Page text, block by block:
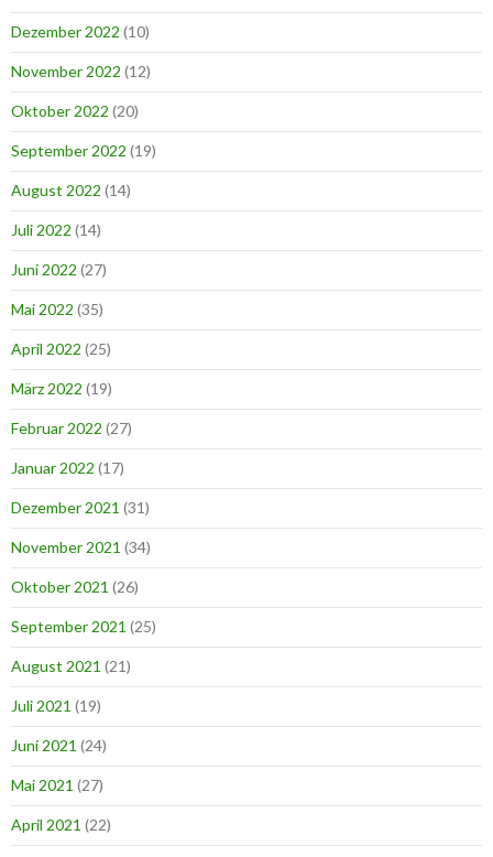
Dezember 2022 (10)
November 2022 (12)
Oktober 2022 (20)
September 2022 (19)
August 2022 (14)
Juli 2022 (14)
Juni 2022 (27)
Mai 2022 (35)
April 2022 (25)
März 2022 (19)
Februar 2022 (27)
Januar 2022 (17)
Dezember 2021 (31)
November 2021 (34)
Oktober 2021 (26)
September 2021 (25)
August 2021 (21)
Juli 2021 (19)
Juni 2021 (24)
Mai 2021 (27)
April 2021 (22)